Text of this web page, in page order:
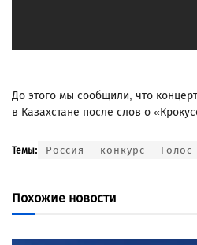
До этого мы сообщили, что
в Казахстане после слов о
Темы: Россия конкурс Голос
Похожие новости